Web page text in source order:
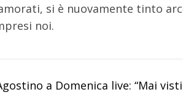
si è nuovamente tinto
noi.
a Domenica live: “Mai